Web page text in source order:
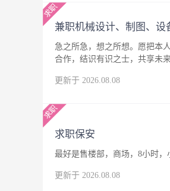
兼职机械设计、制图、设
急之所急，想之所想。愿把本
合作，结识有识之士，共享未来
更新于 2026.08.08
求职保安
最好是售楼部，商场，8小时，
更新于 2026.08.08